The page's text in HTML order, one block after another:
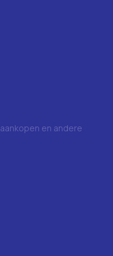
en andere